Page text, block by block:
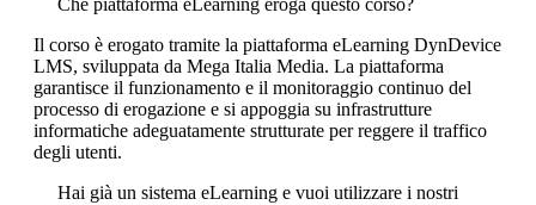
Il corso è erogato tramite la piattaforma eLearning DynDevice
LMS, sviluppata da Mega Italia Media. La piattaforma
garantisce il funzionamento e il monitoraggio continuo del
processo di erogazione e si appoggia su infrastrutture
informatiche adeguatamente strutturate per reggere il traffico
degli utenti.
Hai già un sistema eLearning e vuoi utilizzare i nostri